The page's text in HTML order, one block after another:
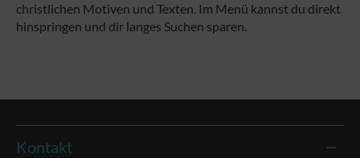
christlichen Motiven und Texten. Im Menü kannst du direkt
hinspringen und dir langes Suchen sparen.
Kontakt